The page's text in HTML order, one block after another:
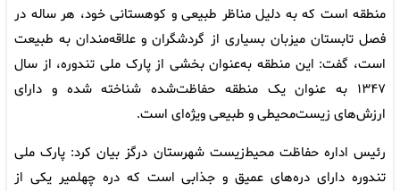
منطقه است که به دلیل مناظر طبیعی و کوهستانی خود، هر ساله در
فصل تابستان میزبان بسیاری از گردشگران و علاقه‌مندان به طبیعت
است، گفت: این منطقه به‌عنوان بخشی از پارک ملی تندوره، از سال
۱۳۴۷ به‌ عنوان یک منطقه حفاظت‌شده شناخته شده و دارای
ارزش‌های زیست‌محیطی و طبیعی ویژه‌ای است.
رئیس اداره حفاظت محیط‌زیست شهرستان درگز بیان کرد: پارک ملی
تندوره دارای دره‌های عمیق و جذابی است که دره چهلمیر یکی از